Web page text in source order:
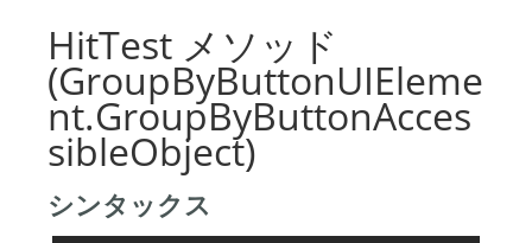
HitTest メソッド
(GroupByButtonUIEleme
nt.GroupByButtonAcces
sibleObject)
シンタックス